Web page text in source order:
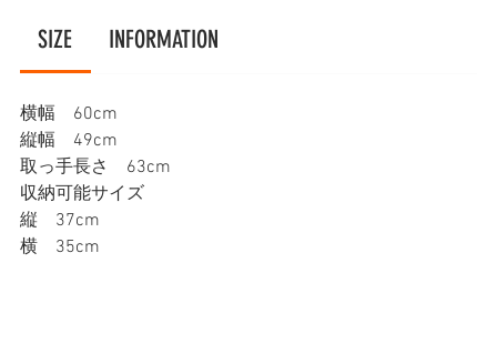
SIZE INFORMATION
横幅 60cm
縦幅 49cm
取っ手長さ 63cm
収納可能サイズ
縦 37cm
横 35cm